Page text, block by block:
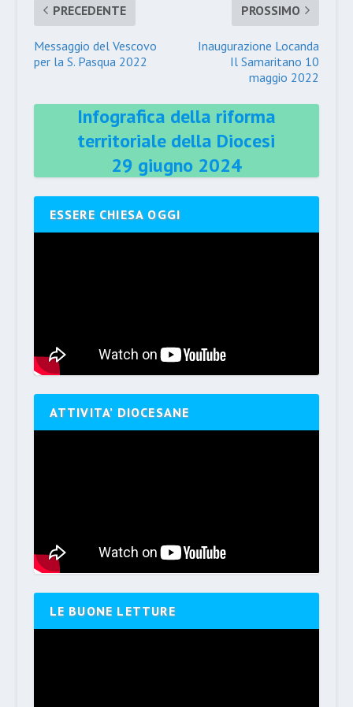
PRECEDENTE
Messaggio del Vescovo
per la S. Pasqua 2022
PROSSIMO
Inaugurazione Locanda
Il Samaritano 10
maggio 2022
Infografica della riforma
territoriale della Diocesi
29 giugno 2024
ESSERE CHIESA OGGI
ATTIVITA’ DIOCESANE
LE BUONE LETTURE